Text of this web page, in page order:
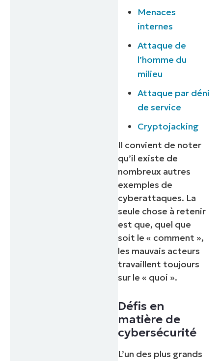
Menaces
internes
Attaque de
l’homme du
milieu
Attaque par déni
de service
Cryptojacking
Il convient de noter
qu’il existe de
nombreux autres
exemples de
cyberattaques. La
seule chose à retenir
est que, quel que
soit le « comment »,
les mauvais acteurs
travaillent toujours
sur le « quoi ».
Défis en
matière de
cybersécurité
L’un des plus grands